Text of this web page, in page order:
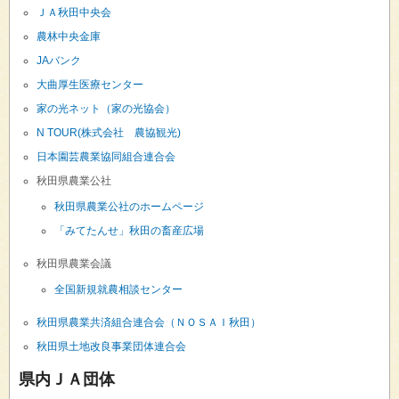
ＪＡ秋田中央会
農林中央金庫
JAバンク
大曲厚生医療センター
家の光ネット（家の光協会）
N TOUR(株式会社 農協観光)
日本園芸農業協同組合連合会
秋田県農業公社
秋田県農業公社のホームページ
「みてたんせ」秋田の畜産広場
秋田県農業会議
全国新規就農相談センター
秋田県農業共済組合連合会（ＮＯＳＡＩ秋田）
秋田県土地改良事業団体連合会
県内ＪＡ団体